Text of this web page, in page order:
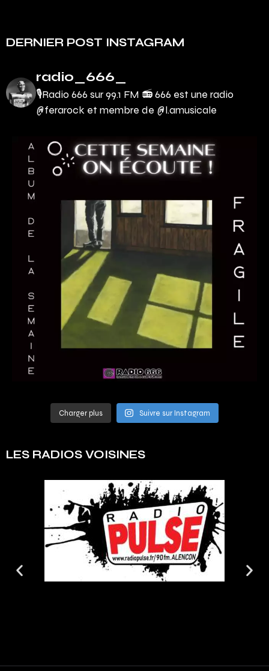
DERNIER POST INSTAGRAM
radio_666_
🎙Radio 666 sur 99.1 FM 📻666 est une radio
@ferarock et membre de @l.amusicale
Charger plus Suivre sur Instagram
LES RADIOS VOISINES